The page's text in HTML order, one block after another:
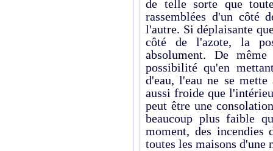
de telle sorte que
rassemblées d'un côté
l'autre. Si déplaisante
côté de l'azote, la
absolument. De
possibilité qu'en
d'eau, l'eau ne se
aussi froide que
peut être une
beaucoup plus faible
moment, des incendies
toutes les maisons d'une